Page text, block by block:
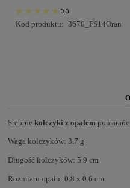
0.0
Kod produktu: 3670_FS14Oran
Srebrne kolczyki z opalem
Waga kolczyków: 3.7 g
Długość kolczyków: 5.9 cm
Rozmiaru opalu: 0.8 x 0.6 cm